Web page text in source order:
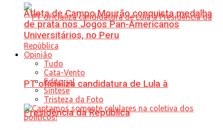
PT oficializa candidatura de Lula à
Presidência da República
Atleta de Campo Mourão conquista medalha
de prata nos Jogos Pan-Americanos
Universitários, no Peru
Opinião
Tudo
Cata-Vento
Editorial
Síntese
Tristeza da Foto